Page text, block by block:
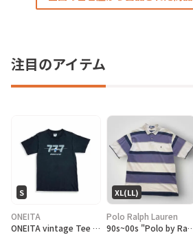
注目のアイテム
S
ONEITA
ONEITA vintage Tee シングルステッチ Tシャツ BOEING ボーイング
XL(LL)
Polo Ralph Lauren
90s~00s "Polo by Ralph Lauren" S/S Border Polo